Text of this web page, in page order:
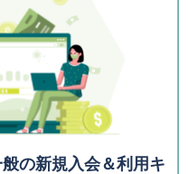
の新規入会＆利用キ